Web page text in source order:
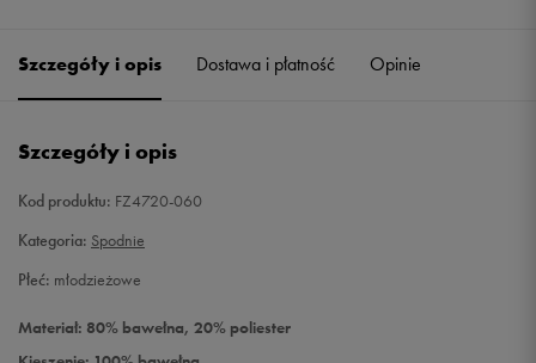
Szczegóły i opis Dostawa i płatność Opinie
Szczegóły i opis
Kod produktu: FZ4720-060
Kategoria: Spodnie
Płeć: młodzieżowe
Materiał: 80% bawełna, 20% poliester